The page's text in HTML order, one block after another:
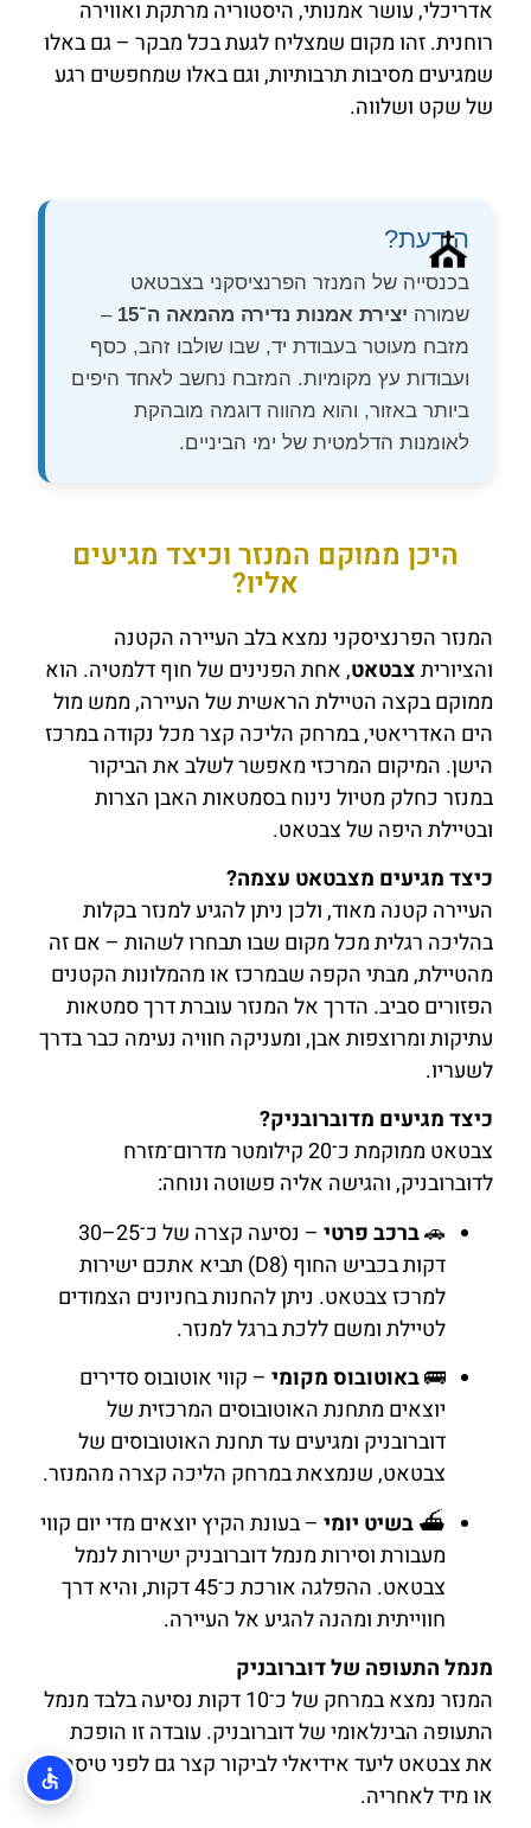
אדריכלי, עושר אמנותי, היסטוריה מרתקת ואווירה
רוחנית. זהו מקום שמצליח לגעת בכל מבקר – גם באלו
שמגיעים מסיבות תרבותיות, וגם באלו שמחפשים רגע
של שקט ושלווה.
⛪
הידעת?
בכנסייה של המנזר הפרנציסקני בצבטאט
שמורה יצירת אמנות נדירה מהמאה ה־15
–
מזבח מעוטר בעבודת יד, שבו שולבו זהב, כסף
ועבודות עץ מקומיות. המזבח נחשב לאחד היפים
ביותר באזור, והוא מהווה דוגמה מובהקת
לאומנות הדלמטית של ימי הביניים.
היכן ממוקם המנזר וכיצד מגיעים
אליו?
המנזר הפרנציסקני נמצא בלב העיירה הקטנה
והציוריתצבטאט, אחת הפנינים של חוף דלמטיה. הוא
ממוקם בקצה הטיילת הראשית של העיירה, ממש מול
הים האדריאטי, במרחק הליכה קצר מכל נקודה במרכז
הישן. המיקום המרכזי מאפשר לשלב את הביקור
במנזר כחלק מטיול נינוח בסמטאות האבן הצרות
ובטיילת היפה של צבטאט.
כיצד מגיעים מצבטאט עצמה?
העיירה קטנה מאוד, ולכן ניתן להגיע למנזר בקלות
בהליכה רגלית מכל מקום שבו תבחרו לשהות – אם זה
מהטיילת, מבתי הקפה שבמרכז או מהמלונות הקטנים
הפזורים סביב. הדרך אל המנזר עוברת דרך סמטאות
עתיקות ומרוצפות אבן, ומעניקה חוויה נעימה כבר בדרך
לשעריו.
כיצד מגיעים מדוברובניק?
צבטאט ממוקמת כ־20 קילומטר מדרום־מזרח
לדוברובניק, והגישה אליה פשוטה ונוחה:
🚗ברכב פרטי
– נסיעה קצרה של כ־25–30
דקות בכביש החוף (D8) תביא אתכם ישירות
למרכז צבטאט. ניתן להחנות בחניונים הצמודים
לטיילת ומשם ללכת ברגל למנזר.
🚌באוטובוס מקומי – קווי אוטובוס סדירים
יוצאים מתחנת האוטובוסים המרכזית של
דוברובניק ומגיעים עד תחנת האוטובוסים של
צבטאט, שנמצאת במרחק הליכה קצרה מהמנזר.
⛴️בשיט יומי – בעונת הקיץ יוצאים מדי יום קווי
מעבורת וסירות מנמל דוברובניק ישירות לנמל
צבטאט. ההפלגה אורכת כ־45 דקות, והיא דרך
חווייתית ומהנה להגיע אל העיירה.
מנמל התעופה של דוברובניק
המנזר נמצא במרחק של כ־10 דקות נסיעה בלבד מנמל
התעופה הבינלאומי של דוברובניק. עובדה זו הופכת
את צבטאט ליעד אידיאלי לביקור קצר גם לפני טיסה
או מיד לאחריה.